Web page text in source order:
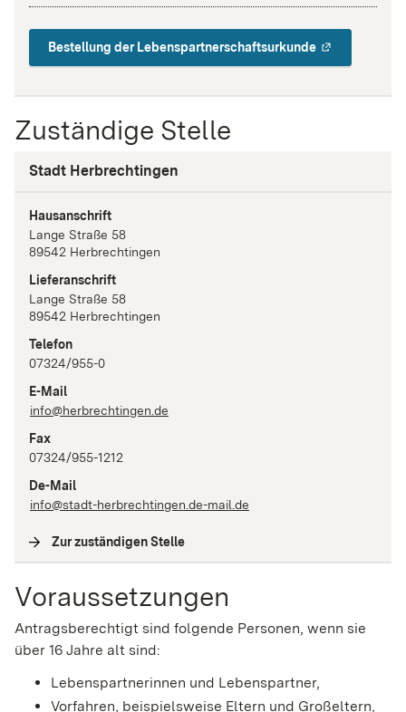
Bestellung der Lebenspartnerschaftsurkunde
Zuständige Stelle
Stadt Herbrechtingen
Hausanschrift
Lange Straße 58
89542 Herbrechtingen
Lieferanschrift
Lange Straße 58
89542 Herbrechtingen
Telefon
07324/955-0
E-Mail
info@herbrechtingen.de
Fax
07324/955-1212
De-Mail
info@stadt-herbrechtingen.de-mail.de
Zur zuständigen Stelle
Voraussetzungen
Antragsberechtigt sind folgende Personen, wenn sie
über 16 Jahre alt sind:
Lebenspartnerinnen und Lebenspartner,
Vorfahren, beispielsweise Eltern und Großeltern,